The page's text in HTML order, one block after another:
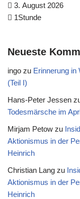
3. August 2026
1Stunde
Neueste
ingo zu Erinnerung in
(Teil I)
Hans-Peter Jessen
Todesmärsche im
Mirjam Petow zu
Aktionismus in der
Heinrich
Christian Lang zu
Aktionismus in der
Heinrich